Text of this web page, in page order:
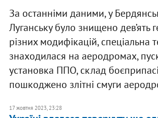
За останніми даними, у
Луганську було знищено дев’ять
різних модифікацій, спеціальна
знаходилася на аеродромах,
установка ППО, склад
пошкоджено злітні смуги
17 жовтня 2023, 23:28